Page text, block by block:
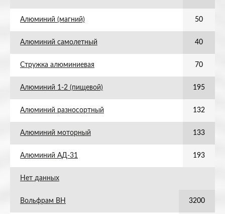
Алюминий (магний) 50
Алюминий самолетный 40
Стружка алюминиевая 70
Алюминий 1-2 (пищевой) 195
Алюминий разносортный 132
Алюминий моторный 133
Алюминий АД-31 193
Нет данных
Вольфрам ВН 3200